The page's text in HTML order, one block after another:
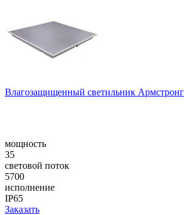
Влагозащищенный светильник
мощность
35
световой поток
5700
исполнение
IP65
Заказать